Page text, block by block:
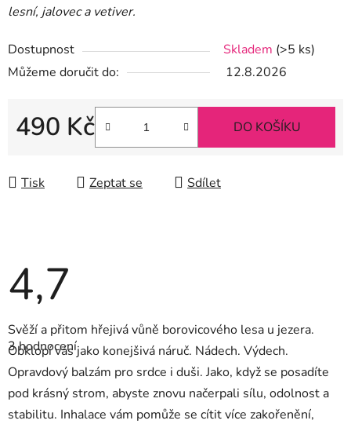
lesní, jalovec a vetiver.
Dostupnost Skladem (>5 ks)
Můžeme doručit do:
12.8.2026
490 Kč DO KOŠÍKU
Tisk Zeptat se Sdílet
4,7
Průměrné
hodnocení
produktu
je
4,7
5
hvězdiček.
3 hodnocení
Svěží a přitom hřejivá vůně borovicového lesa u jezera.
Obklopí vás jako konejšivá náruč. Nádech. Výdech.
Opravdový balzám pro srdce i duši. Jako, když se posadíte
pod krásný strom, abyste znovu načerpali sílu, odolnost a
stabilitu. Inhalace vám pomůže se cítit více zakořenění,